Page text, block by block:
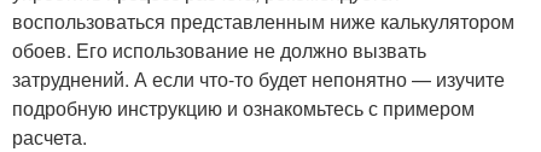
воспользоваться представленным ниже калькулятором
обоев. Его использование не должно вызвать
затруднений. А если что-то будет непонятно — изучите
подробную инструкцию и ознакомьтесь с примером
расчета.